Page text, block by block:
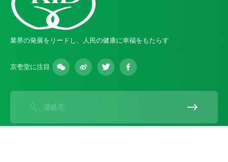
業界の発展をリードし、人民の健康に幸福をもたらす
京壱堂に注目
連絡先